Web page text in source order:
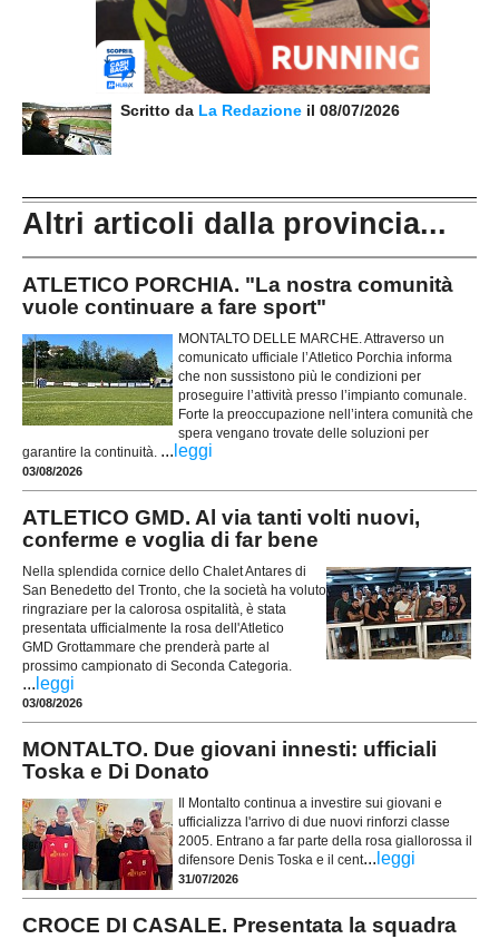
Scritto da La Redazione il 08/07/2026
Altri articoli dalla provincia...
ATLETICO PORCHIA. "La nostra comunità
vuole continuare a fare sport"
MONTALTO DELLE MARCHE. Attraverso un
comunicato ufficiale l’Atletico Porchia informa
che non sussistono più le condizioni per
proseguire l’attività presso l’impianto comunale.
Forte la preoccupazione nell’intera comunità che
spera vengano trovate delle soluzioni per
garantire la continuità. ... leggi
03/08/2026
ATLETICO GMD. Al via tanti volti nuovi,
conferme e voglia di far bene
Nella splendida cornice dello Chalet Antares di
San Benedetto del Tronto, che la società ha voluto
ringraziare per la calorosa ospitalità, è stata
presentata ufficialmente la rosa dell'Atletico
GMD Grottammare che prenderà parte al
prossimo campionato di Seconda Categoria.
... leggi
03/08/2026
MONTALTO. Due giovani innesti: ufficiali
Toska e Di Donato
Il Montalto continua a investire sui giovani e
ufficializza l'arrivo di due nuovi rinforzi classe
2005. Entrano a far parte della rosa giallorossa il
difensore Denis Toska e il cent... leggi
31/07/2026
CROCE DI CASALE. Presentata la squadra